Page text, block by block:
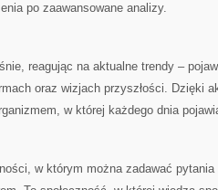
po zaawansowane analizy.
reagując na aktualne trendy –
oraz wizjach przyszłości. Dzięki
w której każdego dnia
w którym można zadawać